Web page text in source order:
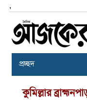
,
প্রচ্ছদ
কুমিল্লার